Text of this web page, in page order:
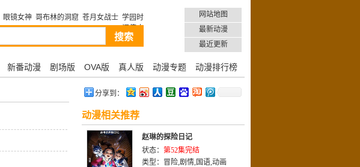
眼镜女神 哥布林的洞窟 苍月女战士 学园时
网站地图
最新动漫
最近更新
新番动漫 剧场版 OVA版 真人版 动漫专题 动漫排行榜
分享到：
动漫相关推荐
赵琳的探险日记
状态： 第52集完结
类型： 冒险,剧情, 国语,动画